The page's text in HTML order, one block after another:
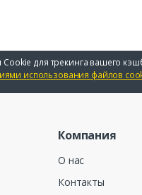
для трекинга вашего
использования файлов
Компания
О нас
Контакты